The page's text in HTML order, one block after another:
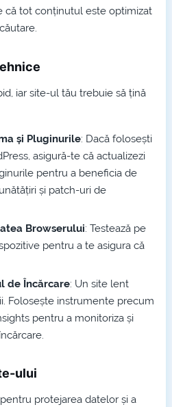
că tot conținutul este optimizat
iar site-ul tău trebuie să țină
și Pluginurile: Dacă folosești
asigură-te că actualizezi
pentru a beneficia de
și patch-uri de
Browserului: Testează pe
pentru a te asigura că
de Încărcare: Un site lent
Folosește instrumente precum
pentru a monitoriza și
ului
protejarea datelor și a